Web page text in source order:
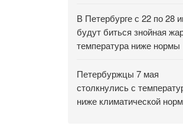
В Петербурге с 22 по 28
будут биться знойная
температура ниже нормы
Петербуржцы 7 мая
столкнулись с
ниже климатической